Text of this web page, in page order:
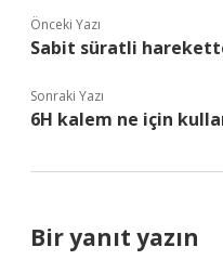
Önceki Yazı
Sabit süratli
Sonraki Yazı
6H kalem ne için
Bir yanıt yazın